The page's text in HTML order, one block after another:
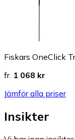
Fiskars OneClick
fr. 1 068 kr
Jämför alla priser
Insikter